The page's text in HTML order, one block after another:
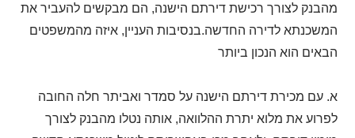
מהבנק לצורך רכישת דירתם הישנה, הם מבקשים להעביר את
המשכנתא לדירה החדשה.בנסיבות העניין, איזה מהמשפטים
הבאים הוא הנכון ביותר
א. עם מכירת דירתם הישנה על סמדר ואביתר חלה החובה
לפרוע את מלוא יתרת ההלוואה, אותה נטלו מהבנק לצורך